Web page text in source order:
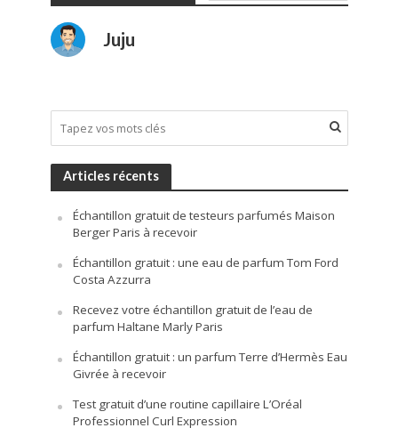
Juju
Articles récents
Échantillon gratuit de testeurs parfumés Maison
Berger Paris à recevoir
Échantillon gratuit : une eau de parfum Tom Ford
Costa Azzurra
Recevez votre échantillon gratuit de l’eau de
parfum Haltane Marly Paris
Échantillon gratuit : un parfum Terre d’Hermès Eau
Givrée à recevoir
Test gratuit d’une routine capillaire L’Oréal
Professionnel Curl Expression